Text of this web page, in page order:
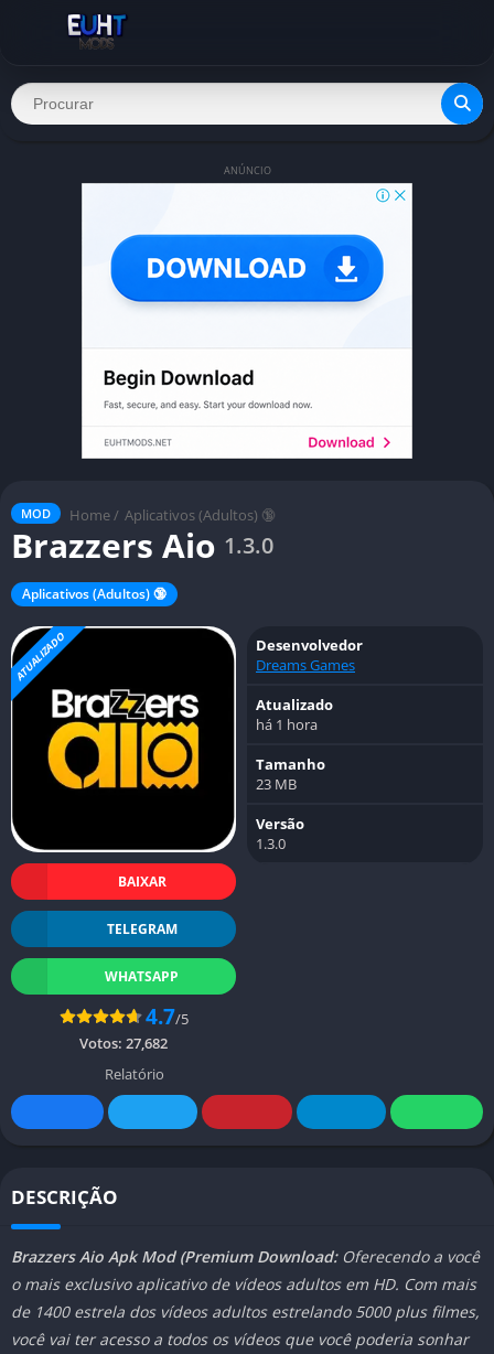
ANÚNCIO
MOD Home / Aplicativos (Adultos) 🔞
Brazzers Aio 1.3.0
Aplicativos (Adultos) 🔞
ATUALIZADO
BAIXAR
TELEGRAM
WHATSAPP
4.7/5
Votos: 27,682
Relatório
Desenvolvedor
Dreams Games
Atualizado
há 1 hora
Tamanho
23 MB
Versão
1.3.0
DESCRIÇÃO
Brazzers Aio Apk Mod (Premium Download: Oferecendo a você
o mais exclusivo aplicativo de vídeos adultos em HD. Com mais
de 1400 estrela dos vídeos adultos estrelando 5000 plus filmes,
você vai ter acesso a todos os vídeos que você poderia sonhar